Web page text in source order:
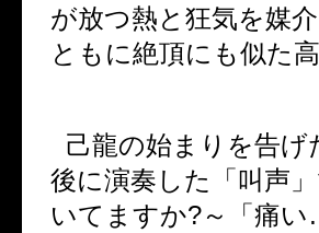
が放つ熱と狂気を媒
ともに絶頂にも似た
己龍の始まりを告
後に演奏した「叫声
いてますか?～「痛い